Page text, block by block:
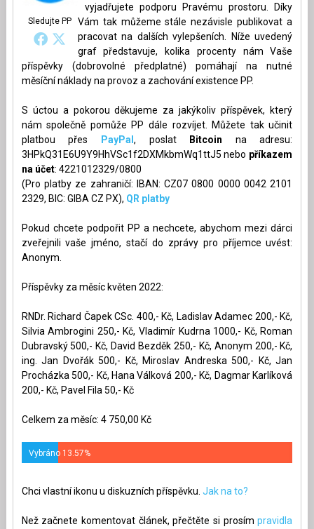
Sledujte PP
vyjadřujete podporu Pravému prostoru. Díky
Vám tak můžeme stále nezávisle publikovat a
pracovat na dalších vylepšeních. Níže uvedený
graf představuje, kolika procenty nám Vaše
příspěvky (dobrovolné předplatné) pomáhají na nutné
měsíční náklady na provoz a zachování existence PP.
S úctou a pokorou děkujeme za jakýkoliv příspěvek, který
nám společně pomůže PP dále rozvíjet. Můžete tak učinit
platbou přes
PayPal , poslat Bitcoin na adresu:
3HPkQ31E6U9Y9HhVSc1f2DXMkbmWq1ttJ5 nebo příkazem
na účet: 4221012329/0800
(Pro platby ze zahraničí: IBAN: CZ07 0800 0000 0042 2101
2329, BIC: GIBA CZ PX), QR platby
Pokud chcete podpořit PP a nechcete, abychom mezi dárci
zveřejnili vaše jméno, stačí do zprávy pro příjemce uvést:
Anonym.
Příspěvky za měsíc květen 2022:
RNDr. Richard Čapek CSc. 400,- Kč, Ladislav Adamec 200,- Kč,
Silvia Ambrogini 250,- Kč, Vladimír Kudrna 1000,- Kč, Roman
Dubravský 500,- Kč, David Bezděk 250,- Kč, Anonym 200,- Kč,
ing. Jan Dvořák 500,- Kč, Miroslav Andreska 500,- Kč, Jan
Procházka 500,- Kč, Hana Válková 200,- Kč, Dagmar Karlíková
200,- Kč, Pavel Fila 50,- Kč
Celkem za měsíc: 4 750,00 Kč
Vybráno 13.57%
Chci vlastní ikonu u diskuzních příspěvku. Jak na to?
Než začnete komentovat článek, přečtěte si prosímpravidla